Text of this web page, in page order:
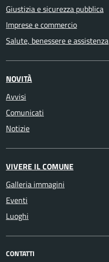
Giustizia e sicurezza pubblica
Imprese e commercio
Salute, benessere e assistenza
NOVITÀ
Avvisi
Comunicati
Notizie
VIVERE IL COMUNE
Galleria immagini
Eventi
Luoghi
CONTATTI